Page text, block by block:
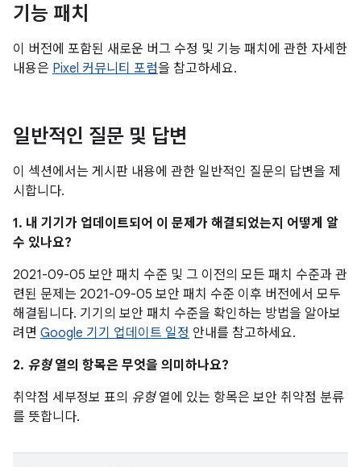
기능 패치
이 버전에 포함된 새로운 버그 수정 및 기능 패치에 관한 자세한
내용은 Pixel 커뮤니티 포럼을 참고하세요.
일반적인 질문 및 답변
이 섹션에서는 게시판 내용에 관한 일반적인 질문의 답변을 제
시합니다.
1. 내 기기가 업데이트되어 이 문제가 해결되었는지 어떻게 알
수 있나요?
2021-09-05 보안 패치 수준 및 그 이전의 모든 패치 수준과 관
련된 문제는 2021-09-05 보안 패치 수준 이후 버전에서 모두
해결됩니다. 기기의 보안 패치 수준을 확인하는 방법을 알아보
려면 Google 기기 업데이트 일정 안내를 참고하세요.
2. 유형열의 항목은 무엇을 의미하나요?
취약점 세부정보 표의 유형열에 있는 항목은 보안 취약점 분류
를 뜻합니다.